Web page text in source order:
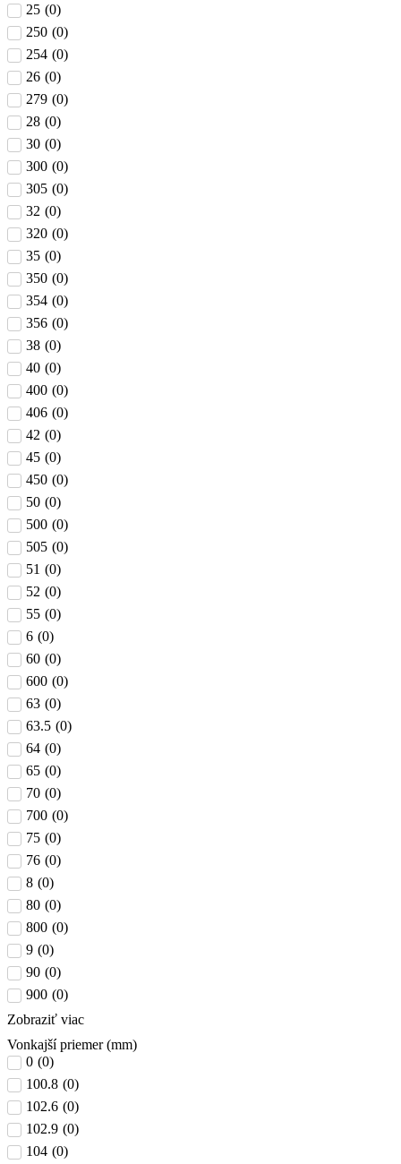
25 (0)
250 (0)
254 (0)
26 (0)
279 (0)
28 (0)
30 (0)
300 (0)
305 (0)
32 (0)
320 (0)
35 (0)
350 (0)
354 (0)
356 (0)
38 (0)
40 (0)
400 (0)
406 (0)
42 (0)
45 (0)
450 (0)
50 (0)
500 (0)
505 (0)
51 (0)
52 (0)
55 (0)
6 (0)
60 (0)
600 (0)
63 (0)
63.5 (0)
64 (0)
65 (0)
70 (0)
700 (0)
75 (0)
76 (0)
8 (0)
80 (0)
800 (0)
9 (0)
90 (0)
900 (0)
Zobraziť viac
Vonkajší priemer (mm)
0 (0)
100.8 (0)
102.6 (0)
102.9 (0)
104 (0)